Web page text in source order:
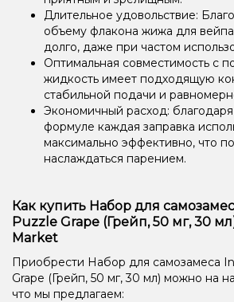
Длительное удовольствие:
объему флакона жижа для
долго, даже при частом
Оптимальная совместимость с
жидкость имеет подходящую
стабильной подачи и
Экономичный расход:
формуле каждая заправка
максимально эффективно, что
наслаждаться парением.
Как купить Набор для
Puzzle Grape (Грейп, 50 мг, 30
Market
Приобрести Набор для самозамеса
Grape (Грейп, 50 мг, 30 мл) можно на
что мы предлагаем: